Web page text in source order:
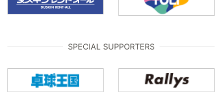
SPECIAL SUPPORTERS